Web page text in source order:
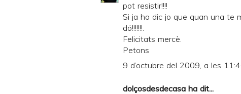
pot resistir!!!!
Si ja ho dic jo que quan una te
dó!!!!!!!.
Felicitats mercè.
Petons
9 d’octubre del 2009, a les
dolçosdesdecasa ha dit...